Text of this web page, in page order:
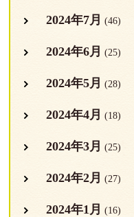
2024年7月 (46)
2024年6月 (25)
2024年5月 (28)
2024年4月 (18)
2024年3月 (25)
2024年2月 (27)
2024年1月 (16)